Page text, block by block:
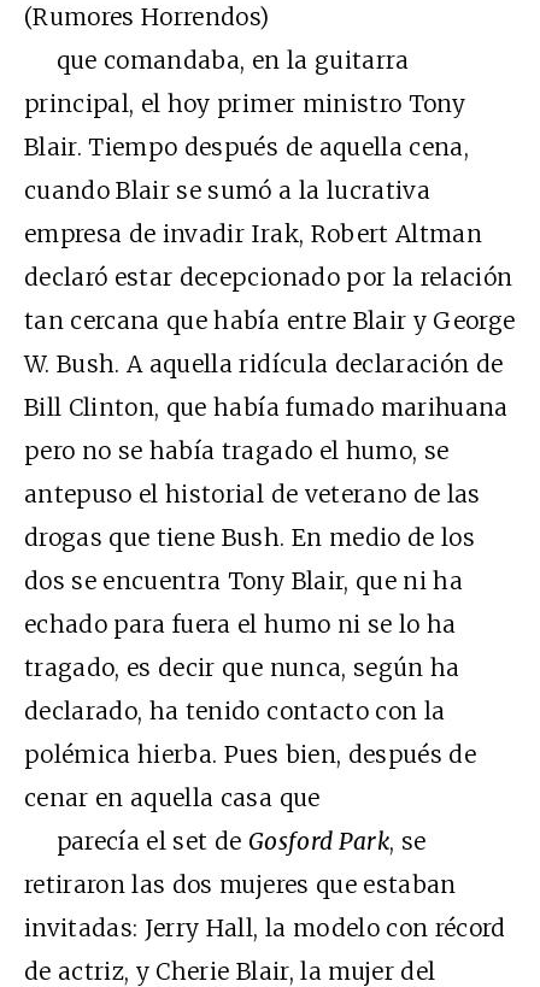
(Rumores Horrendos)
que comandaba, en la guitarra
principal, el hoy primer ministro Tony
Blair. Tiempo después de aquella cena,
cuando Blair se sumó a la lucrativa
empresa de invadir Irak, Robert Altman
declaró estar decepcionado por la relación
tan cercana que había entre Blair y George
W. Bush. A aquella ridícula declaración de
Bill Clinton, que había fumado marihuana
pero no se había tragado el humo, se
antepuso el historial de veterano de las
drogas que tiene Bush. En medio de los
dos se encuentra Tony Blair, que ni ha
echado para fuera el humo ni se lo ha
tragado, es decir que nunca, según ha
declarado, ha tenido contacto con la
polémica hierba. Pues bien, después de
cenar en aquella casa que
parecía el set de Gosford Park, se
retiraron las dos mujeres que estaban
invitadas: Jerry Hall, la modelo con récord
de actriz, y Cherie Blair, la mujer del